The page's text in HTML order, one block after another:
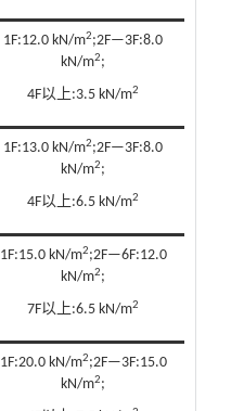
1F:12.0 kN/m2;2F—3F:8.0
kN/m2;
4F以上:3.5 kN/m2
1F:13.0 kN/m2;2F—3F:8.0
kN/m2;
4F以上:6.5 kN/m2
1F:15.0 kN/m2;2F—6F:12.0
kN/m2;
7F以上:6.5 kN/m2
1F:20.0 kN/m2;2F—3F:15.0
kN/m2;